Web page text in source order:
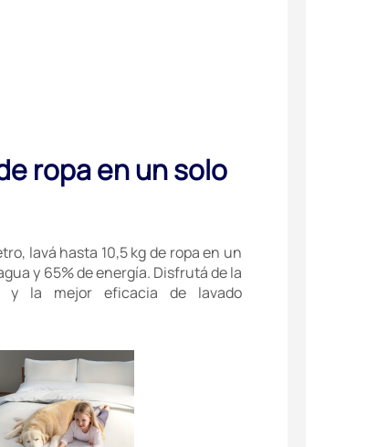
ropa en un solo
lavá hasta 10,5 kg de ropa en un
y 65% de energía. Disfrutá de la
y la mejor eficacia de lavado